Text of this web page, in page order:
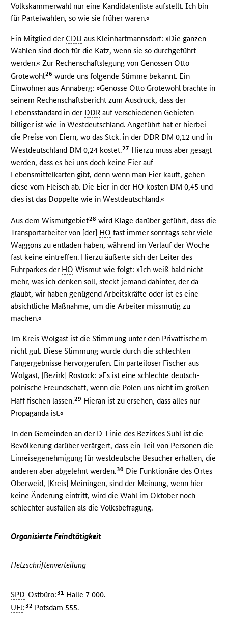
Volkskammerwahl nur eine Kandidatenliste aufstellt. Ich bin
für Parteiwahlen, so wie sie früher waren.«
Ein Mitglied der CDU aus Kleinhartmannsdorf: »Die ganzen
Wahlen sind doch für die Katz, wenn sie so durchgeführt
werden.« Zur Rechenschaftslegung von Genossen Otto
Grotewohl26 wurde uns folgende Stimme bekannt. Ein
Einwohner aus Annaberg: »Genosse Otto Grotewohl brachte in
seinem Rechenschaftsbericht zum Ausdruck, dass der
Lebensstandard in der DDR auf verschiedenen Gebieten
billiger ist wie in Westdeutschland. Angeführt hat er hierbei
die Preise von Eiern, wo das Stck. in der DDR DM 0,12 und in
Westdeutschland DM 0,24 kostet.27 Hierzu muss aber gesagt
werden, dass es bei uns doch keine Eier auf
Lebensmittelkarten gibt, denn wenn man Eier kauft, gehen
diese vom Fleisch ab. Die Eier in der HO kosten DM 0,45 und
dies ist das Doppelte wie in Westdeutschland.«
Aus dem Wismutgebiet28 wird Klage darüber geführt, dass die
Transportarbeiter von [der] HO fast immer sonntags sehr viele
Waggons zu entladen haben, während im Verlauf der Woche
fast keine eintreffen. Hierzu äußerte sich der Leiter des
Fuhrparkes der HO Wismut wie folgt: »Ich weiß bald nicht
mehr, was ich denken soll, steckt jemand dahinter, der da
glaubt, wir haben genügend Arbeitskräfte oder ist es eine
absichtliche Maßnahme, um die Arbeiter missmutig zu
machen.«
Im Kreis Wolgast ist die Stimmung unter den Privatfischern
nicht gut. Diese Stimmung wurde durch die schlechten
Fangergebnisse hervorgerufen. Ein parteiloser Fischer aus
Wolgast, [Bezirk] Rostock: »Es ist eine schlechte deutsch-
polnische Freundschaft, wenn die Polen uns nicht im großen
Haff fischen lassen.29 Hieran ist zu ersehen, dass alles nur
Propaganda ist.«
In den Gemeinden an der D-Linie des Bezirkes Suhl ist die
Bevölkerung darüber verärgert, dass ein Teil von Personen die
Einreisegenehmigung für westdeutsche Besucher erhalten, die
anderen aber abgelehnt werden.30 Die Funktionäre des Ortes
Oberweid, [Kreis] Meiningen, sind der Meinung, wenn hier
keine Änderung eintritt, wird die Wahl im Oktober noch
schlechter ausfallen als die Volksbefragung.
Organisierte Feindtätigkeit
Hetzschriftenverteilung
SPD-Ostbüro: 31 Halle 7 000.
UFJ: 32 Potsdam 555.